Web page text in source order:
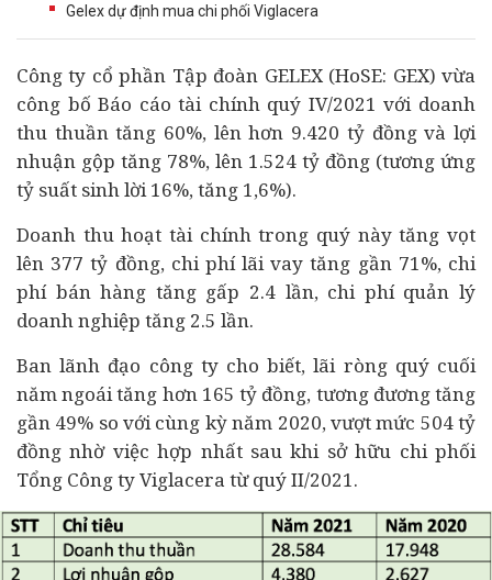
Gelex dự định mua chi phối Viglacera
Công ty cổ phần Tập đoàn GELEX (HoSE: GEX) vừa
công bố Báo cáotài chínhquý IV/2021 với doanh
thu thuần tăng 60%, lên hơn 9.420 tỷ đồng và lợi
nhuận gộp tăng 78%, lên 1.524 tỷ đồng (tương ứng
tỷ suất sinh lời 16%, tăng 1,6%).
Doanh thu hoạt tài chính trong quý này tăng vọt
lên 377 tỷ đồng, chi phí lãi vay tăng gần 71%, chi
phí bán hàng tăng gấp 2.4 lần, chi phí quản lý
doanh nghiệp tăng 2.5 lần.
Ban lãnh đạo công ty cho biết, lãi ròng quý cuối
năm ngoái tăng hơn 165 tỷ đồng, tương đương tăng
gần 49% so với cùng kỳ năm 2020, vượt mức 504 tỷ
đồng nhờ việc hợp nhất sau khi sở hữu chi phối
Tổng Công ty Viglacera từ quý II/2021.